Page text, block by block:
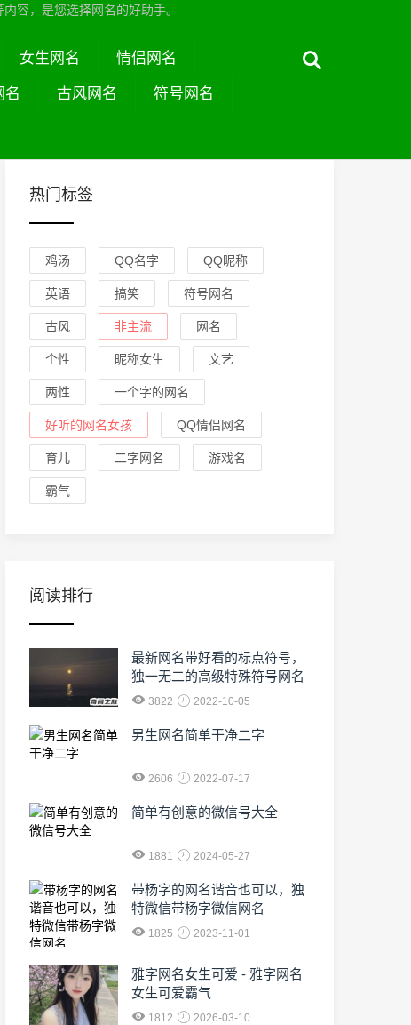
容，是您选择网名的好助手。
女生网名 情侣网名
名 古风网名 符号网名
热门标签
鸡汤 QQ名字 QQ昵称
英语 搞笑 符号网名
古风 非主流 网名
个性 昵称女生 文艺
两性 一个字的网名
好听的网名女孩 QQ情侣网名
育儿 二字网名 游戏名
霸气
阅读排行
最新网名带好看的标点符号，
独一无二的高级特殊符号网名
3822 2022-10-05
男生网名简单干净二字
2606 2022-07-17
简单有创意的微信号大全
1881 2024-05-27
​带杨字的网名谐音也可以，独
特微信带杨字微信网名
1825 2023-11-01
雅字网名女生可爱 - 雅字网名
女生可爱霸气
1812 2026-03-10